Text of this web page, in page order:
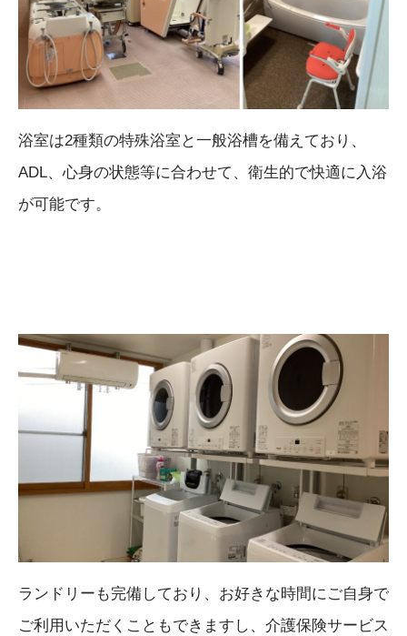
浴室は2種類の特殊浴室と一般浴槽を備えており、
ADL、心身の状態等に合わせて、衛生的で快適に入浴
が可能です。
ランドリーも完備しており、お好きな時間にご自身で
ご利用いただくこともできますし、介護保険サービス